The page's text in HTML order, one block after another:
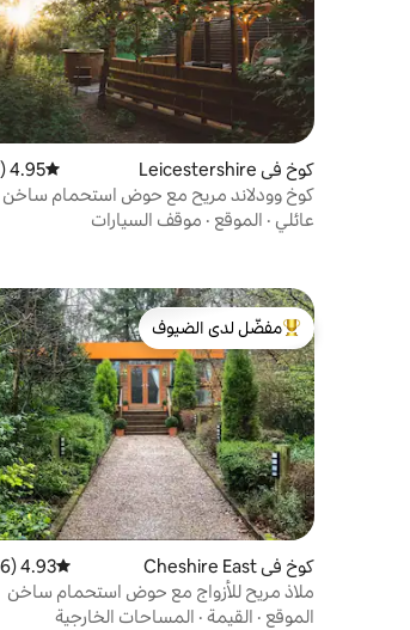
كوخ في Leicestershire متوسط التقييم
4.95 (77)
كوخ وودلاند مريح مع حوض استحمام ساخن
وعريشة
عائلي · الموقع · موقف السيارات
من أبرز البيوت المفضّلة لدى الضيوف
مفضّل لدى الضيوف
كوخ في Cheshire East متوسط التقييم 4.93 من 5،
4.93 (256)
ملاذ مريح للأزواج مع حوض استحمام ساخن
الموقع · القيمة · المساحات الخارجية